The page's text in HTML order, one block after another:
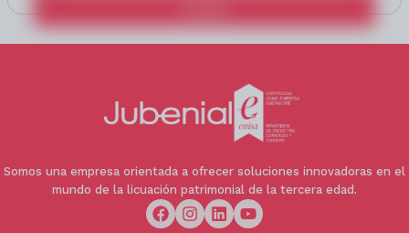
Somos una empresa orientada a ofrecer soluciones innovadoras en el
mundo de la licuación patrimonial de la tercera edad.